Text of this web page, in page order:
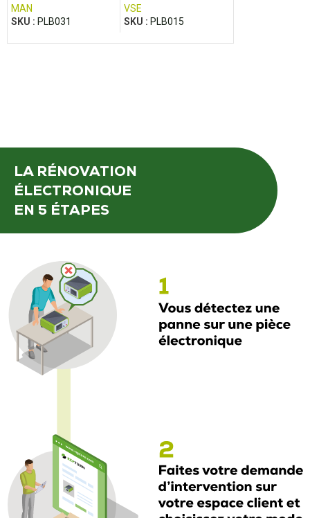
MAN
SKU : PLB031
VSE
SKU : PLB015
LA RÉNOVATION
ÉLECTRONIQUE
EN 5 ÉTAPES